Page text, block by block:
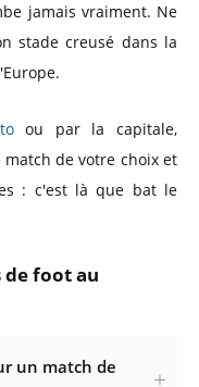
jamais vraiment. Ne
stade creusé dans la
ou par la capitale,
de votre choix et
: c'est là que bat le
foot au
un match de